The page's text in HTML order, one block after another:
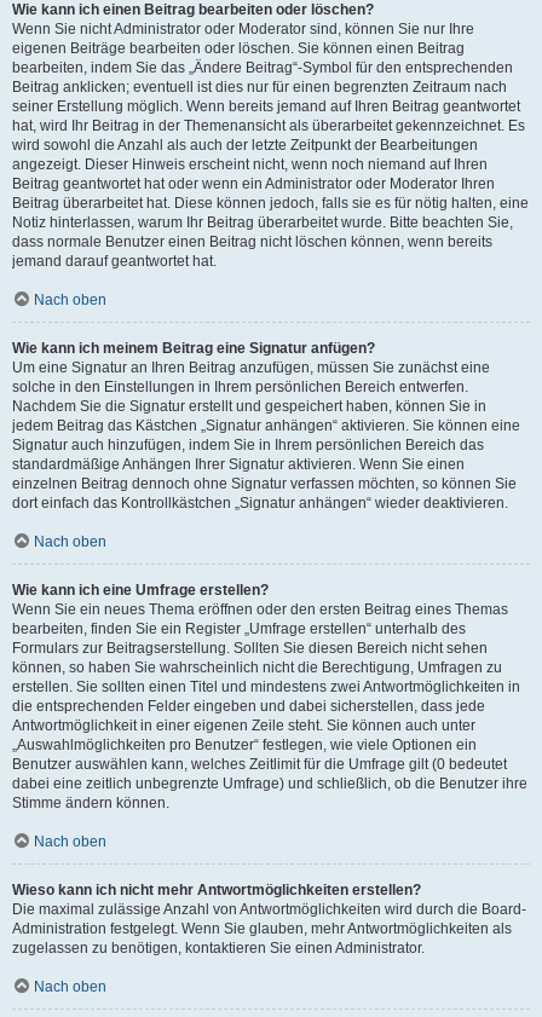
Wie kann ich einen Beitrag bearbeiten oder löschen?
Wenn Sie nicht Administrator oder Moderator sind, können Sie nur Ihre
eigenen Beiträge bearbeiten oder löschen. Sie können einen Beitrag
bearbeiten, indem Sie das „Ändere Beitrag“-Symbol für den entsprechenden
Beitrag anklicken; eventuell ist dies nur für einen begrenzten Zeitraum nach
seiner Erstellung möglich. Wenn bereits jemand auf Ihren Beitrag geantwortet
hat, wird Ihr Beitrag in der Themenansicht als überarbeitet gekennzeichnet. Es
wird sowohl die Anzahl als auch der letzte Zeitpunkt der Bearbeitungen
angezeigt. Dieser Hinweis erscheint nicht, wenn noch niemand auf Ihren
Beitrag geantwortet hat oder wenn ein Administrator oder Moderator Ihren
Beitrag überarbeitet hat. Diese können jedoch, falls sie es für nötig halten, eine
Notiz hinterlassen, warum Ihr Beitrag überarbeitet wurde. Bitte beachten Sie,
dass normale Benutzer einen Beitrag nicht löschen können, wenn bereits
jemand darauf geantwortet hat.
Nach oben
Wie kann ich meinem Beitrag eine Signatur anfügen?
Um eine Signatur an Ihren Beitrag anzufügen, müssen Sie zunächst eine
solche in den Einstellungen in Ihrem persönlichen Bereich entwerfen.
Nachdem Sie die Signatur erstellt und gespeichert haben, können Sie in
jedem Beitrag das Kästchen „Signatur anhängen“ aktivieren. Sie können eine
Signatur auch hinzufügen, indem Sie in Ihrem persönlichen Bereich das
standardmäßige Anhängen Ihrer Signatur aktivieren. Wenn Sie einen
einzelnen Beitrag dennoch ohne Signatur verfassen möchten, so können Sie
dort einfach das Kontrollkästchen „Signatur anhängen“ wieder deaktivieren.
Nach oben
Wie kann ich eine Umfrage erstellen?
Wenn Sie ein neues Thema eröffnen oder den ersten Beitrag eines Themas
bearbeiten, finden Sie ein Register „Umfrage erstellen“ unterhalb des
Formulars zur Beitragserstellung. Sollten Sie diesen Bereich nicht sehen
können, so haben Sie wahrscheinlich nicht die Berechtigung, Umfragen zu
erstellen. Sie sollten einen Titel und mindestens zwei Antwortmöglichkeiten in
die entsprechenden Felder eingeben und dabei sicherstellen, dass jede
Antwortmöglichkeit in einer eigenen Zeile steht. Sie können auch unter
„Auswahlmöglichkeiten pro Benutzer“ festlegen, wie viele Optionen ein
Benutzer auswählen kann, welches Zeitlimit für die Umfrage gilt (0 bedeutet
dabei eine zeitlich unbegrenzte Umfrage) und schließlich, ob die Benutzer ihre
Stimme ändern können.
Nach oben
Wieso kann ich nicht mehr Antwortmöglichkeiten erstellen?
Die maximal zulässige Anzahl von Antwortmöglichkeiten wird durch die Board-
Administration festgelegt. Wenn Sie glauben, mehr Antwortmöglichkeiten als
zugelassen zu benötigen, kontaktieren Sie einen Administrator.
Nach oben